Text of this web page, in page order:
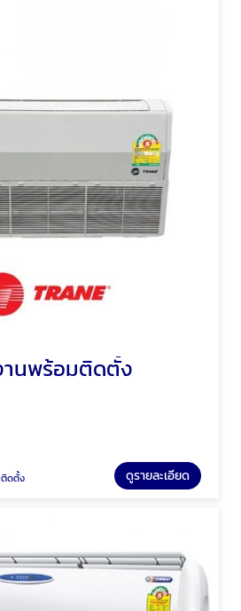
านพร้อมติดตั้ง
ติดตั้ง ดูรายละเอียด